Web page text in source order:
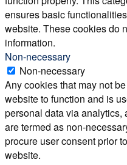
ensures basic
website. These cookies do
information.
Non-necessary
Non-necessary
Any cookies that may not
website to function and is
personal data via analytics,
are termed as non-
procure user consent prior
website.